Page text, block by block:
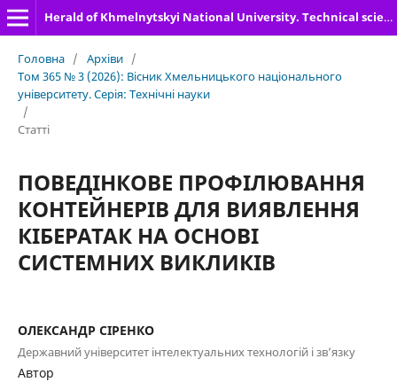
Herald of Khmelnytskyi National University. Technical sciences
Головна / Архіви /
Том 365 № 3 (2026): Вісник Хмельницького національного
університету. Серія: Технічні науки
/
Статті
ПОВЕДІНКОВЕ ПРОФІЛЮВАННЯ
КОНТЕЙНЕРІВ ДЛЯ ВИЯВЛЕННЯ
КІБЕРАТАК НА ОСНОВІ
СИСТЕМНИХ ВИКЛИКІВ
ОЛЕКСАНДР СІРЕНКО
Державний університет інтелектуальних технологій і зв’язку
Автор